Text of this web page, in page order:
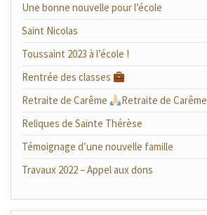
Une bonne nouvelle pour l’école
Saint Nicolas
Toussaint 2023 à l’école !
Rentrée des classes
Retraite de Carême
Retraite de Carême
Reliques de Sainte Thérèse
Témoignage d’une nouvelle famille
Travaux 2022 – Appel aux dons